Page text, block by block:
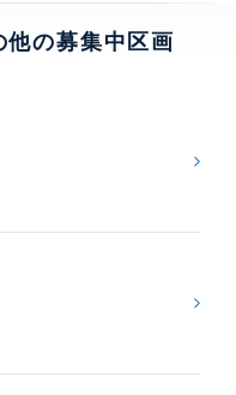
の募集中区画